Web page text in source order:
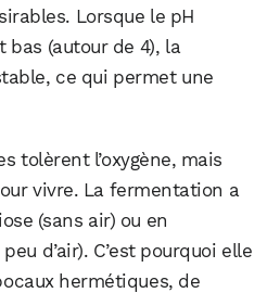
Lorsque le pH
(autour de 4), la
ce qui permet une
tolèrent l’oxygène, mais
vivre. La fermentation a
(sans air) ou en
d’air). C’est pourquoi elle
hermétiques, de